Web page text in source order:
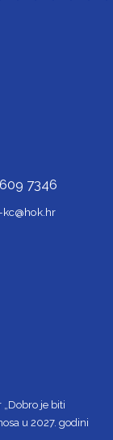
7346
je biti
u 2027. godini